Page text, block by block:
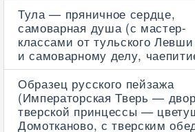
Тула — пряничное сердце,
самоварная душа (с мастер-
классами от тульского
и самоварному делу,
Образец русского пейзажа
(Императорская Тверь —
тверской принцессы —
Домотканово, с тверским